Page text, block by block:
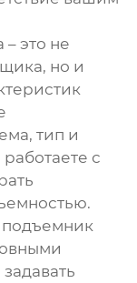
это не
но и
тип и
с